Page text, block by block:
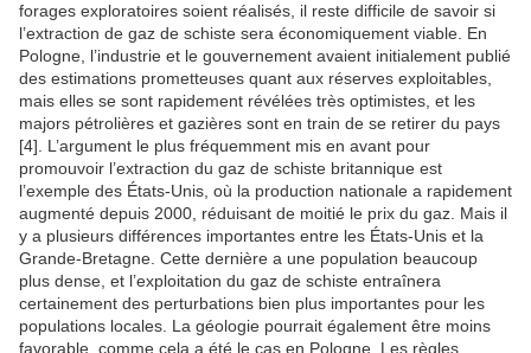
forages exploratoires soient réalisés, il reste difficile de savoir si
l’extraction de gaz de schiste sera économiquement viable. En
Pologne, l’industrie et le gouvernement avaient initialement publié
des estimations prometteuses quant aux réserves exploitables,
mais elles se sont rapidement révélées très optimistes, et les
majors pétrolières et gazières sont en train de se retirer du pays
[4]. L’argument le plus fréquemment mis en avant pour
promouvoir l’extraction du gaz de schiste britannique est
l’exemple des États-Unis, où la production nationale a rapidement
augmenté depuis 2000, réduisant de moitié le prix du gaz. Mais il
y a plusieurs différences importantes entre les États-Unis et la
Grande-Bretagne. Cette dernière a une population beaucoup
plus dense, et l’exploitation du gaz de schiste entraînera
certainement des perturbations bien plus importantes pour les
populations locales. La géologie pourrait également être moins
favorable, comme cela a été le cas en Pologne. Les règles